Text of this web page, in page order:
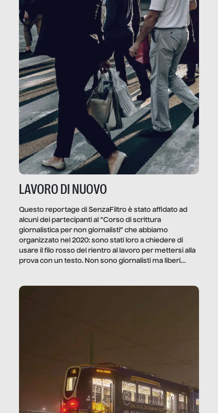
LAVORO DI NUOVO
Questo reportage di SenzaFiltro è stato affidato ad
alcuni dei partecipanti al “Corso di scrittura
giornalistica per non giornalisti” che abbiamo
organizzato nel 2020: sono stati loro a chiedere di
usare il filo rosso del rientro al lavoro per mettersi alla
prova con un testo. Non sono giornalisti ma liberi